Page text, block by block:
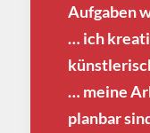
Aufgaben
… ich
… meine
planbar